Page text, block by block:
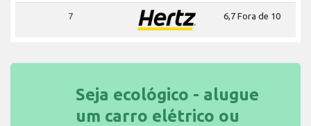
7 6,7 Fora de 10
Seja ecológico - alugue
um carro elétrico ou